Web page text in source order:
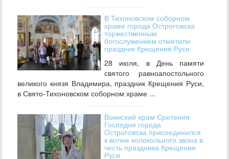
В Тихоновском соборном
храме города Острогожска
торжественным
богослужением отметили
праздник Крещения Руси
28 июля, в День памяти
святого равноапостольного
великого князя Владимира, праздник Крещения Руси,
в Свято-Тихоновском соборном храме ...
Воинский храм Сретения
Господня города
Острогожска присоединился
к волне колокольного звона в
честь праздника Крещения
Руси